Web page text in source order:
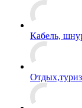
Кабель,